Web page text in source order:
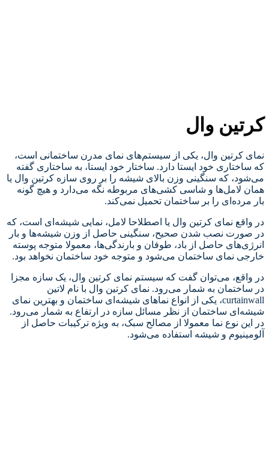
کرتین وال
نمای کرتین وال، یکی از سیستم‌های نمای مدرن ساختمانی است،
که ساختاری خود ایستا دارد. ساختار خود ایستا، به ساختاری گفته
می‌شود، که سنگینی وزن بالای شیشه را بر روی سازه کرتین وال یا
همان لامل‌ها و شاسی کشی‌های مربوطه نگه می‌دارد و هیچ گونه
بار مرده‌ای را بر ساختمان تحمیل نمی‌کند.
در واقع نمای کرتین وال یا اصطلاحا لامل، نمایی شیشه‌ای است، که
در صورت نصب شدن صحیح، سنگینی حاصل از وزن شیشه‌ها و بار
انرژی‌های حاصل از باد، طوفان و بارندگی‌ها، معمولا متوجه پوسته
خارجی نمای ساختمان می‌شود و متوجه خود ساختمان نخواهد بود.
در واقع، می‌توان گفت که سیستم نمای کرتین وال، یک سازه مجزا
در ساختمان به شمار می‌رود. نمای کرتین وال با نام لاتین
curtainwall، یکی از انواع نماهای شیشه‌ای ساختمان و بهترین نمای
شیشه‌ای ساختمان از نظر مسائل سازه در ارتفاع به شمار می‌رود.
در این نوع نما معمولا از مصالح سبک، به ویژه ترکیبات حاصل از
آلومینیوم و شیشه استفاده می‌شود.